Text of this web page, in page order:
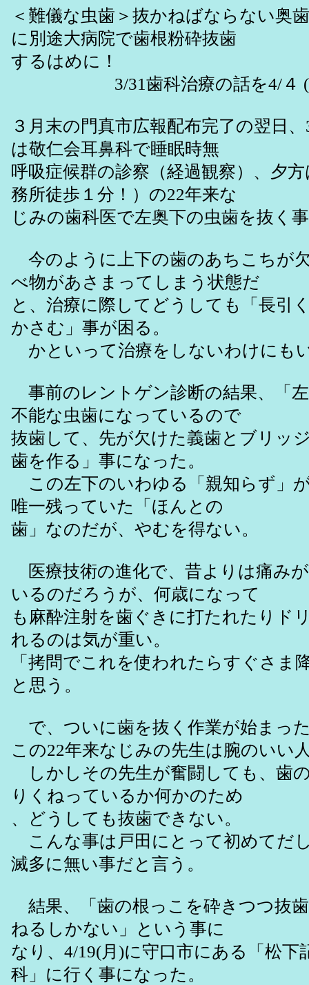
＜難儀な虫歯＞抜かねばならない奥
に別途大病院で歯根粉砕抜歯
するはめに！
3/31歯科治療の話を4/４ (
３月末の門真市広報配布完了の翌日
は敬仁会耳鼻科で睡眠時無
呼吸症候群の診察（経過観察）、夕
務所徒歩１分！）の22年来な
じみの歯科医で左奥下の虫歯を抜く
今のように上下の歯のあちこちが
べ物があさまってしまう状態だ
と、治療に際してどうしても「長引
かさむ」事が困る。
かといって治療をしないわけにも
事前のレントゲン診断の結果、「
不能な虫歯になっているので
抜歯して、先が欠けた義歯とブリッ
歯を作る」事になった。
この左下のいわゆる「親知らず」
唯一残っていた「ほんとの
歯」なのだが、やむを得ない。
医療技術の進化で、昔よりは痛み
いるのだろうが、何歳になって
も麻酔注射を歯ぐきに打たれたりド
れるのは気が重い。
「拷問でこれを使われたらすぐさま
と思う。
で、ついに歯を抜く作業が始まっ
この22年来なじみの先生は腕のいい
しかしその先生が奮闘しても、歯
りくねっているか何かのため
、どうしても抜歯できない。
こんな事は戸田にとって初めてだ
滅多に無い事だと言う。
結果、「歯の根っこを砕きつつ抜
ねるしかない」という事に
なり、4/19(月)に守口市にある「松下
科」に行く事になった。